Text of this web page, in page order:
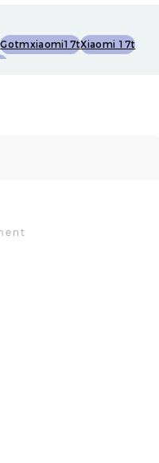
Gotmxiaomi17tXiaomi 17t